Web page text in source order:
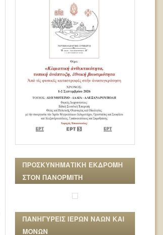
ΠΡΟΣΚΥΝΗΜΑΤΙΚΗ ΕΚΔΡΟΜΗ
ΣΤΟΝ ΠΑΝΟΡΜΙΤΗ
ΠΑΝΗΓΥΡΕΙΣ ΙΕΡΩΝ ΝΑΩΝ ΚΑΙ
ΜΟΝΩΝ